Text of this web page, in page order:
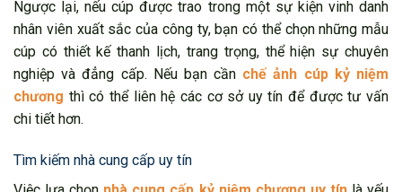
Ngược lại, nếu cúp được trao trong một sự kiện vinh danh
nhân viên xuất sắc của công ty, bạn có thể chọn những mẫu
cúp có thiết kế thanh lịch, trang trọng, thể hiện sự chuyên
nghiệp và đẳng cấp. Nếu bạn cần chế ảnh cúp kỷ niệm
chương thì có thể liên hệ các cơ sở uy tín để được tư vấn
chi tiết hơn.
Tìm kiếm nhà cung cấp uy tín